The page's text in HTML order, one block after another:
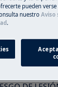
pueden verse
nuestroAviso
.